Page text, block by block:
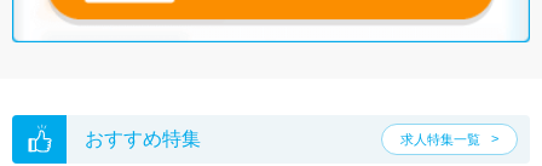
※各種数字情報は2023年1月 マイナビ調べによる
う求人を提案させていただきます。
おすすめ特集 求人特集一覧